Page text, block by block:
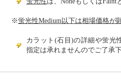
※蛍光性Medium以下は相場価格が
カラット(石目)の詳細や蛍光
指定は承れませんのでご了承